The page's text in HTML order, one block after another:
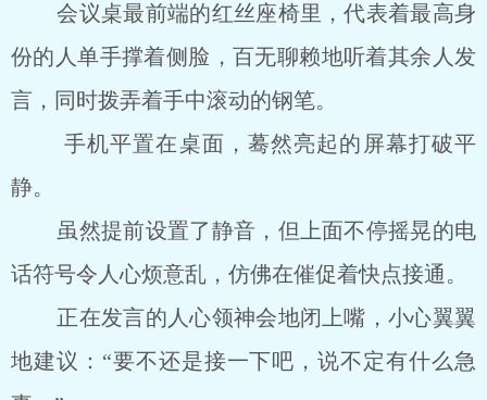
会议桌最前端的红丝座椅里，代表着最高身
份的人单手撑着侧脸，百无聊赖地听着其余人发
言，同时拨弄着手中滚动的钢笔。
手机平置在桌面，蓦然亮起的屏幕打破平
静。
虽然提前设置了静音，但上面不停摇晃的电
话符号令人心烦意乱，仿佛在催促着快点接通。
正在发言的人心领神会地闭上嘴，小心翼翼
地建议：“要不还是接一下吧，说不定有什么急